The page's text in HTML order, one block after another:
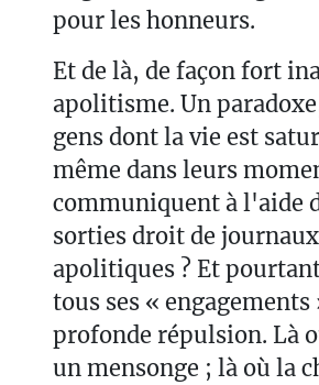
pour les honneurs.
Et de là, de façon fort
apolitisme. Un
gens dont la vie est
même dans leurs
communiquent à l'aide
sorties droit de
apolitiques ? Et
tous ses «
profonde répulsion. Là
un mensonge ; là où la